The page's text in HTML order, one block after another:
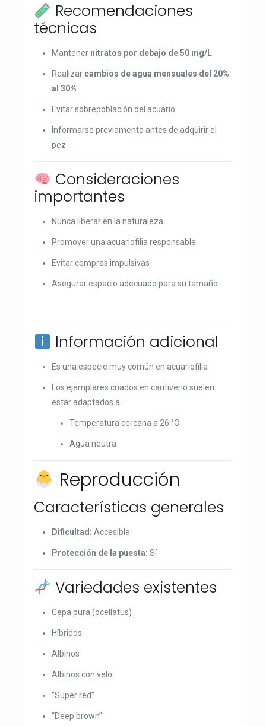
Recomendaciones
técnicas
Mantener nitratos por debajo de 50 mg/L
Realizar cambios de agua mensuales del 20%
al 30%
Evitar sobrepoblación del acuario
Informarse previamente antes de adquirir el
pez
Consideraciones
importantes
Nunca liberar en la naturaleza
Promover una acuariofilia responsable
Evitar compras impulsivas
Asegurar espacio adecuado para su tamaño
Información adicional
Es una especie muy común en acuariofilia
Los ejemplares criados en cautiverio suelen
estar adaptados a:
Temperatura cercana a 26 °C
Agua neutra
Reproducción
Características generales
Dificultad: Accesible
Protección de la puesta: Sí
Variedades existentes
Cepa pura (ocellatus)
Híbridos
Albinos
Albinos con velo
“Super red”
“Deep brown”